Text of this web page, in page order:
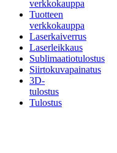
verkkokauppa
Tuotteen
verkkokauppa
Laserkaiverrus
Laserleikkaus
Sublimaatiotulostus
Siirtokuvapainatus
3D-
tulostus
Tulostus